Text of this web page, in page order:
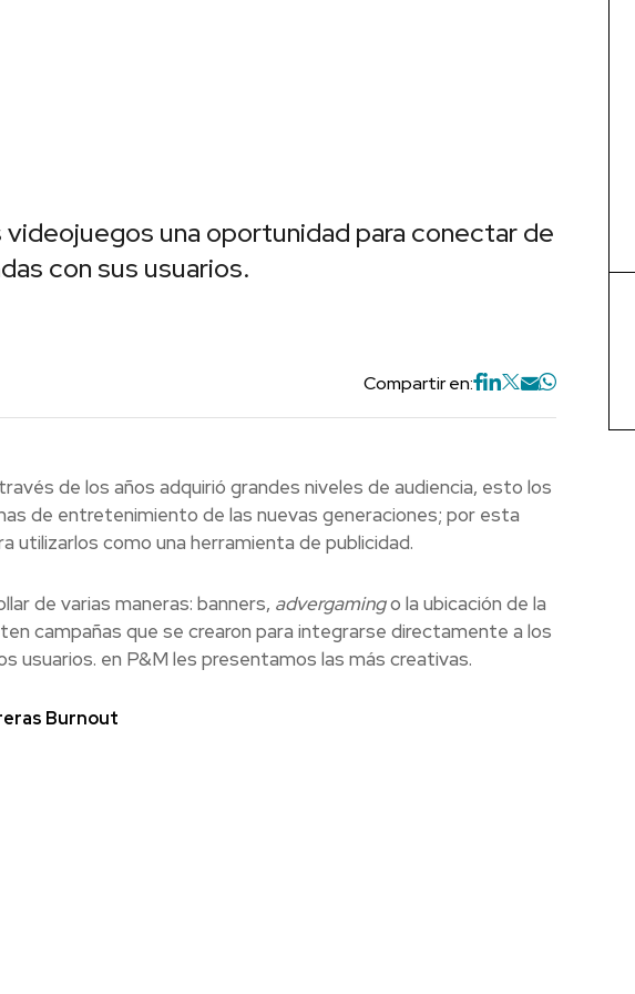
una oportunidad para conectar de
con sus usuarios.
Compartir en:
de los años adquirió grandes niveles de audiencia, esto los
de entretenimiento de las nuevas generaciones; por esta
utilizarlos como una herramienta de publicidad.
de varias maneras: banners, advergamingo la ubicación de la
campañas que se crearon para integrarse directamente a los
usuarios. en P&M les presentamos las más creativas.
Burnout